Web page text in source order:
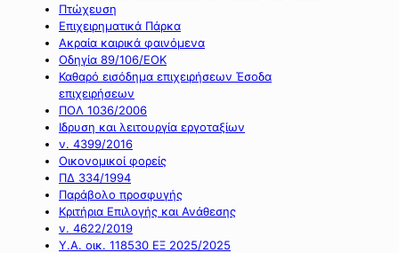
Πτώχευση
Επιχειρηματικά Πάρκα
Ακραία καιρικά φαινόμενα
Οδηγία 89/106/ΕΟΚ
Καθαρό εισόδημα επιχειρήσεων Έσοδα
επιχειρήσεων
ΠΟΛ 1036/2006
Ιδρυση και λειτουργία εργοταξίων
ν. 4399/2016
Οικονομικοί φορείς
ΠΔ 334/1994
Παράβολο προσφυγής
Κριτήρια Επιλογής και Ανάθεσης
ν. 4622/2019
Υ.Α. οικ. 118530 ΕΞ 2025/2025